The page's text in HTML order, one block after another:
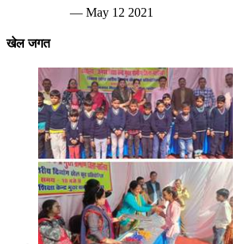
— May 12 2021
खेल जगत